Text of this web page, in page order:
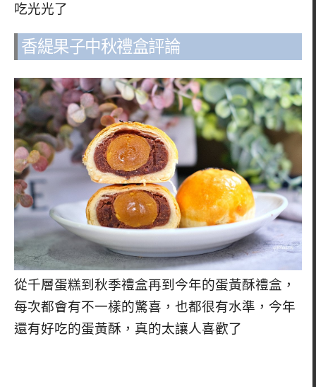
吃光光了
香緹果子中秋禮盒評論
從千層蛋糕到秋季禮盒再到今年的蛋黃酥禮盒，
每次都會有不一樣的驚喜，也都很有水準，今年
還有好吃的蛋黃酥，真的太讓人喜歡了